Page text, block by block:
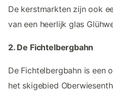
De kerstmarkten zijn ook
van een heerlijk glas
2. De Fichtelbergbahn
De Fichtelbergbahn is een
het skigebied